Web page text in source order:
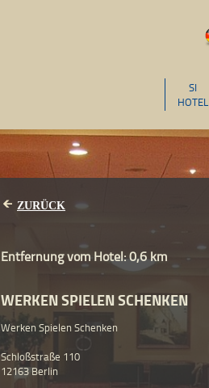
SI
HOTEL
ZURÜCK
Entfernung vom Hotel: 0,6 km
WERKEN SPIELEN SCHENKEN
Werken Spielen Schenken
Schloßstraße 110
12163 Berlin